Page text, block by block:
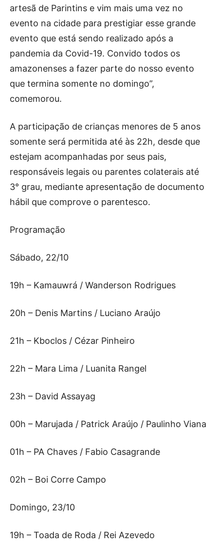
artesã de Parintins e vim mais uma vez no
evento na cidade para prestigiar esse grande
evento que está sendo realizado após a
pandemia da Covid-19. Convido todos os
amazonenses a fazer parte do nosso evento
que termina somente no domingo”,
comemorou.
A participação de crianças menores de 5 anos
somente será permitida até às 22h, desde que
estejam acompanhadas por seus pais,
responsáveis legais ou parentes colaterais até
3° grau, mediante apresentação de documento
hábil que comprove o parentesco.
Programação
Sábado, 22/10
19h – Kamauwrá / Wanderson Rodrigues
20h – Denis Martins / Luciano Araújo
21h – Kboclos / Cézar Pinheiro
22h – Mara Lima / Luanita Rangel
23h – David Assayag
00h – Marujada / Patrick Araújo / Paulinho Viana
01h – PA Chaves / Fabio Casagrande
02h – Boi Corre Campo
Domingo, 23/10
19h – Toada de Roda / Rei Azevedo